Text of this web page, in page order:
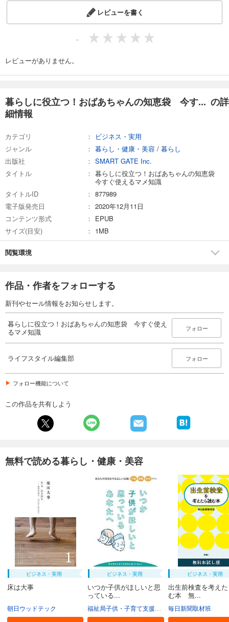
レビューを書く
-
レビューがありません。
暮らしに役立つ！おばあちゃんの知恵袋 今す... の詳
細情報
カテゴリ
ビジネス・実用
ジャンル
暮らし・健康・美容 / 暮らし
出版社
SMART GATE Inc.
タイトル
暮らしに役立つ！おばあちゃんの知恵袋
今すぐ使えるマメ知識
タイトルID
877989
電子版発売日
2020年12月11日
コンテンツ形式
EPUB
サイズ(目安)
1MB
閲覧環境
作品・作者をフォローする
新刊やセール情報をお知らせします。
暮らしに役立つ！おばあちゃんの知恵袋 今すぐ使え
るマメ知識
フォロー
ライフスタイル編集部 フォロー
フォロー機能について
この作品を共有しよう
無料で読める暮らし・健康・美容
ビジネス・実用
床は大事
朝日ウッドテック
ビジネス・実用
いつか子供がほしいと思
っている...
福祉局子供・子育て支援部家庭支援課 東京都
ビジネス・実用
出生前検査を考え
む本 無...
毎日新聞取材班